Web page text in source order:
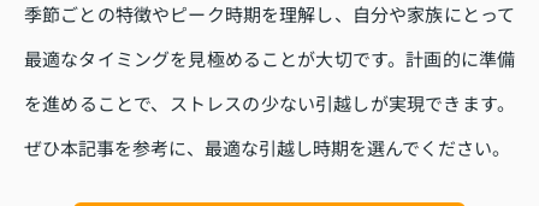
季節ごとの特徴やピーク時期を理解し、自分や家族にとって
最適なタイミングを見極めることが大切です。計画的に準備
を進めることで、ストレスの少ない引越しが実現できます。
ぜひ本記事を参考に、最適な引越し時期を選んでください。